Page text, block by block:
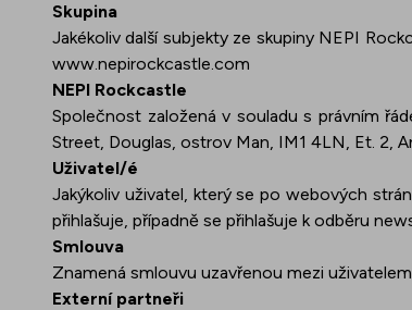
Skupina
Jakékoliv další subjekty ze skupiny NEPI
www.nepirockcastle.com
NEPI Rockcastle
Společnost založená v souladu s právním
Street, Douglas, ostrov Man, IM1 4LN, Et. 2,
Uživatel/é
Jakýkoliv uživatel, který se po webových
přihlašuje, případně se přihlašuje k odběru
Smlouva
Znamená smlouvu uzavřenou mezi
Externí partneři